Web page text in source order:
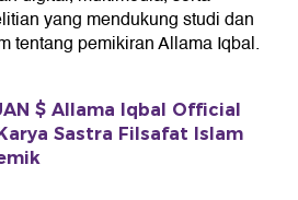
yang mendukung studi dan
tentang pemikiran Allama Iqbal.
$ Allama Iqbal Official
Sastra Filsafat Islam